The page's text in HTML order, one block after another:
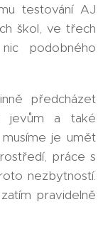
testování AJ
škol, ve třech
podobného
předcházet
jevům a také
je umět
práce s
nezbytností.
pravidelně